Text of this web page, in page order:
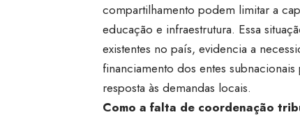
compartilhamento podem limitar a
educação e infraestrutura. Essa
existentes no país, evidencia a
financiamento dos entes
resposta às demandas locais.
Como a falta de coordenação